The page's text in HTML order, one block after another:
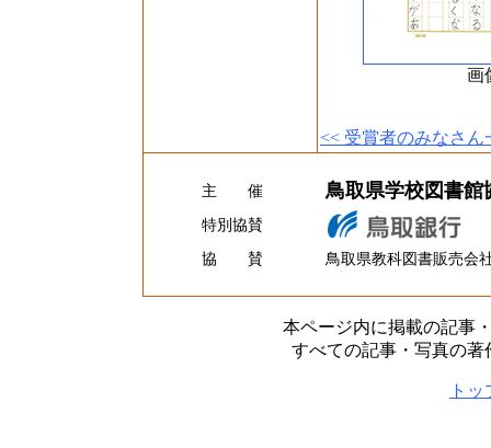
画
<< 受賞者のみなさん
主 催 鳥取県学校図書館
特別協賛
協 賛
鳥取県教科図書販売会
本ページ内に掲載の記事
すべての記事・写真の
ト